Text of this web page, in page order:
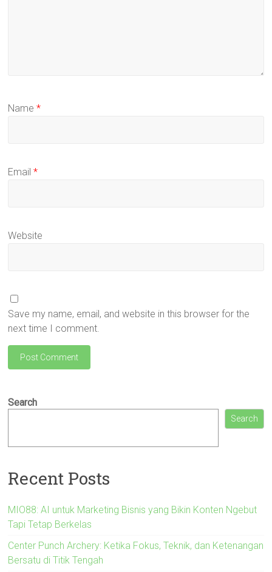
Name*
Email*
Website
Save my name, email, and website in this browser for the
next time I comment.
Search
Search
Recent Posts
MIO88: AI untuk Marketing Bisnis yang Bikin Konten Ngebut
Tapi Tetap Berkelas
Center Punch Archery: Ketika Fokus, Teknik, dan Ketenangan
Bersatu di Titik Tengah